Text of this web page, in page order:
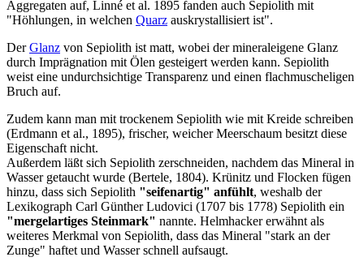
Aggregaten auf, Linné et al. 1895 fanden auch Sepiolith mit
"Höhlungen, in welchen Quarz auskrystallisiert ist".
DerGlanz von Sepiolith ist matt, wobei der mineraleigene Glanz
durch Imprägnation mit Ölen gesteigert werden kann. Sepiolith
weist eine undurchsichtige Transparenz und einen flachmuscheligen
Bruch auf.
Zudem kann man mit trockenem Sepiolith wie mit Kreide schreiben
(Erdmann et al., 1895), frischer, weicher Meerschaum besitzt diese
Eigenschaft nicht.
Außerdem läßt sich Sepiolith zerschneiden, nachdem das Mineral in
Wasser getaucht wurde (Bertele, 1804). Krünitz und Flocken fügen
hinzu, dass sich Sepiolith "seifenartig" anfühlt, weshalb der
Lexikograph Carl Günther Ludovici (1707 bis 1778) Sepiolith ein
"mergelartiges Steinmark" nannte. Helmhacker erwähnt als
weiteres Merkmal von Sepiolith, dass das Mineral "stark an der
Zunge" haftet und Wasser schnell aufsaugt.